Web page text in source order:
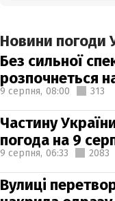
Новини погоди
Без сильної
розпочнеться
9 серпня, 08:00 313
Частину
погода на 9
9 серпня, 06:33 2083
Вулиці